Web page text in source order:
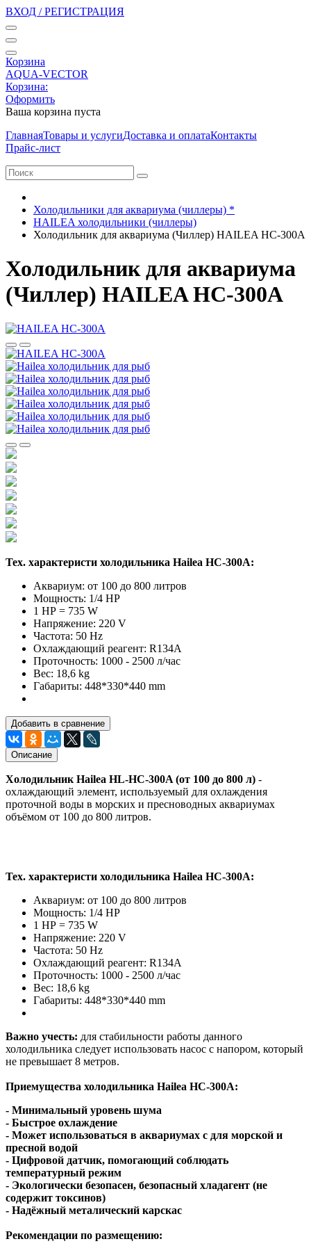
ВХОД / РЕГИСТРАЦИЯ
Корзина
AQUA-VECTOR
Корзина:
Оформить
Ваша корзина пуста
ГлавнаяТовары и услугиДоставка и оплатаКонтакты
Прайс-лист
Холодильники для аквариума (чиллеры) *
HAILEA холодильники (чиллеры)
Холодильник для аквариума (Чиллер) HAILEA HC-300A
Холодильник для аквариума
(Чиллер) HAILEA HC-300A
Тех. характеристи холодильника Hailea HC-300A:
Аквариум: от 100 до 800 литров
Мощность: 1/4 HP
1 НР = 735 W
Напряжение: 220 V
Частота: 50 Hz
Охлаждающий реагент: R134A
Проточность: 1000 - 2500 л/час
Вес: 18,6 kg
Габариты: 448*330*440 mm
Добавить в сравнение
Описание
Холодильник Hailea HL-HC-300A (от 100 до 800 л) -
охлаждающий элемент, используемый для охлаждения
проточной воды в морских и пресноводных аквариумах
объёмом от 100 до 800 литров.
Тех. характеристи холодильника Hailea HC-300A:
Аквариум: от 100 до 800 литров
Мощность: 1/4 HP
1 НР = 735 W
Напряжение: 220 V
Частота: 50 Hz
Охлаждающий реагент: R134A
Проточность: 1000 - 2500 л/час
Вес: 18,6 kg
Габариты: 448*330*440 mm
Важно учесть: для стабильности работы данного
холодильника следует использовать насос с напором, который
не превышает 8 метров.
Приемущества холодильника Hailea HC-300А:
- Минимальный уровень шума
- Быстрое охлаждение
- Может использоваться в аквариумах с для морской и
пресной водой
- Цифровой датчик, помогающий соблюдать
температурный режим
- Экологически безопасен, безопасный хладагент (не
содержит токсинов)
- Надёжный металический карскас
Рекомендации по размещению: